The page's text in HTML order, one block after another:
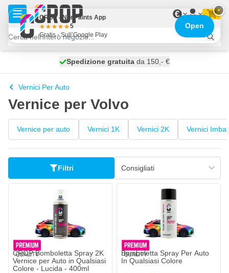
Salta al contenuto
€
spedito oggi
Spedizione gratuita da 150,- €
100 giorni
Vernici Per Auto
Vernice per Volvo
Vernice per auto Vernici 1K Vernici 2K Vernici
Filtri
CROP Bomboletta Spray 2K
Vernice per Auto in Qualsiasi
Colore - Lucida - 400ml
Bomboletta Spray Per Auto
In Qualsiasi Colore
×
CROP - NonPaints App
5
Gratis - Sull’Google Play
Open